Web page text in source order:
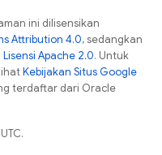
ini dilisensikan
Attribution 4.0, sedangkan
Lisensi Apache 2.0. Untuk
Kebijakan Situs Google
terdaftar dari Oracle